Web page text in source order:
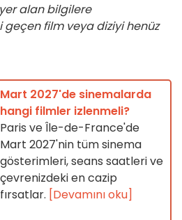
alan bilgilere
geçen film veya diziyi henüz
Mart 2027'de sinemalarda
hangi filmler izlenmeli?
Paris ve Île-de-France'de
Mart 2027'nin tüm sinema
gösterimleri, seans saatleri ve
çevrenizdeki en cazip
fırsatlar. [Devamını oku]